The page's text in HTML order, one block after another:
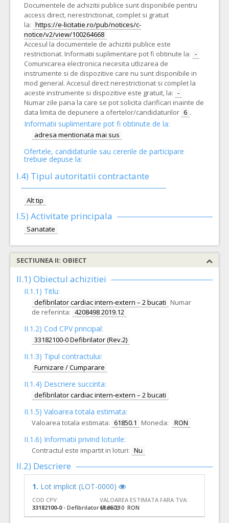
Documentele de achizitii publice sunt disponibile pentru
access direct, nerestrictionat, complet si gratuit
la: https://e-licitatie.ro/pub/notices/c-
notice/v2/view/100264668
Accesul la documentele de achizitii publice este
restrictionat. Informatii suplimentare pot fi obtinute la: -
Comunicarea electronica necesita utlizarea de
instrumente si de dispozitive care nu sunt disponibile in
mod general. Accesul direct nerestrictionat si complet la
aceste instrumente si dispozitive este gratuit, la: -
Numar zile pana la care se pot solicita clarificari inainte de
data limita de depunere a ofertelor/candidaturilor 6 .
Informatii suplimentare pot fi obtinute de la:
adresa mentionata mai sus
Ofertele, candidaturile sau cererile de participare
trebuie depuse la:
I.4) Tipul autoritatii contractante
Alt tip
I.5) Activitate principala
Sanatate
SECTIUNEA II: OBIECT
II.1) Obiectul achizitiei
II.1.1) Titlu:
defibrilator cardiac intern-extern – 2 bucati Numar
de referinta: 4208498 2019.12
II.1.2) Cod CPV principal:
33182100-0 Defibrilator (Rev.2)
II.1.3) Tipul contractului:
Furnizare / Cumparare
II.1.4) Descriere succinta:
defibrilator cardiac intern-extern – 2 bucati
II.1.5) Valoarea totala estimata:
Valoarea totala estimata: 61850.1 Moneda: RON
II.1.6) Informatii privind loturile:
Contractul este impartit in loturi: Nu
II.2) Descriere
1. Lot implicit (LOT-0000)
COD CPV:
33182100-0- Defibrilator (Rev.2)
VALOAREA ESTIMATA FARA TVA:
61.850,10 RON